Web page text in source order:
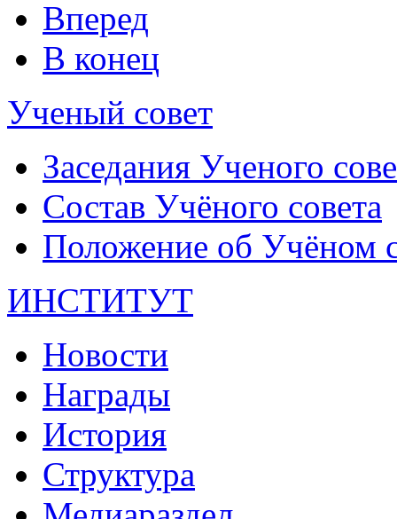
Вперед
В конец
Ученый совет
Заседания Ученого
Состав Учёного совета
Положение об Учёном
ИНСТИТУТ
Новости
Награды
История
Структура